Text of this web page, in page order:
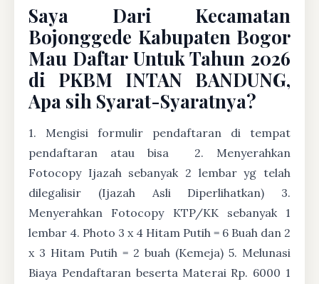
Saya Dari Kecamatan
Bojonggede Kabupaten Bogor
Mau Daftar Untuk Tahun 2026
di PKBM INTAN BANDUNG,
Apa sih Syarat-Syaratnya?
1. Mengisi formulir pendaftaran di tempat
pendaftaran atau bisa
2. Menyerahkan
Fotocopy Ijazah sebanyak 2 lembar yg telah
dilegalisir (Ijazah Asli Diperlihatkan) 3.
Menyerahkan Fotocopy KTP/KK sebanyak 1
lembar 4. Photo 3 x 4 Hitam Putih = 6 Buah dan 2
x 3 Hitam Putih = 2 buah (Kemeja) 5. Melunasi
Biaya Pendaftaran beserta Materai Rp. 6000 1